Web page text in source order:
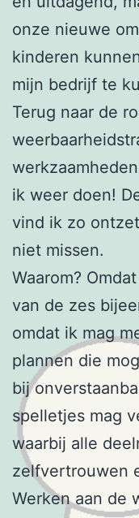
onze nieuwe
kinderen
mijn bedrijf te
Terug naar de
ik weer doen!
vind ik zo
niet missen.
Waarom?
van de zes
omdat ik mag
plannen die
bij
spelletjes mag
waarbij alle
zelfvertrouwen
Werken aan de